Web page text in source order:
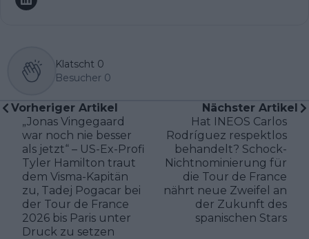
Klatscht 0
Besucher 0
Vorheriger Artikel
„Jonas Vingegaard
war noch nie besser
als jetzt“ – US-Ex-Profi
Tyler Hamilton traut
dem Visma-Kapitän
zu, Tadej Pogacar bei
der Tour de France
2026 bis Paris unter
Druck zu setzen
Nächster Artikel
Hat INEOS Carlos
Rodríguez respektlos
behandelt? Schock-
Nichtnominierung für
die Tour de France
nährt neue Zweifel an
der Zukunft des
spanischen Stars